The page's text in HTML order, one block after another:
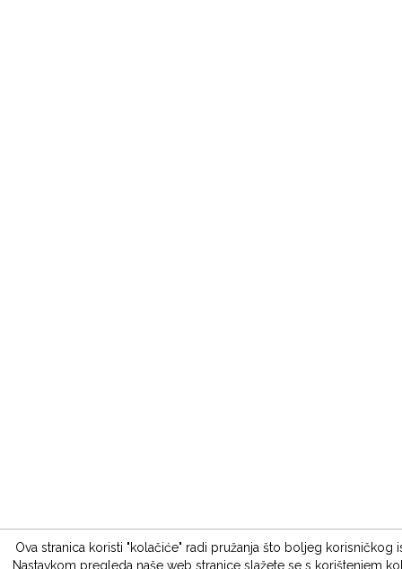
Ova stranica koristi "kolačiće" radi pružanja što boljeg korisničkog
Nastavkom pregleda naše web stranice slažete se s korištenjem